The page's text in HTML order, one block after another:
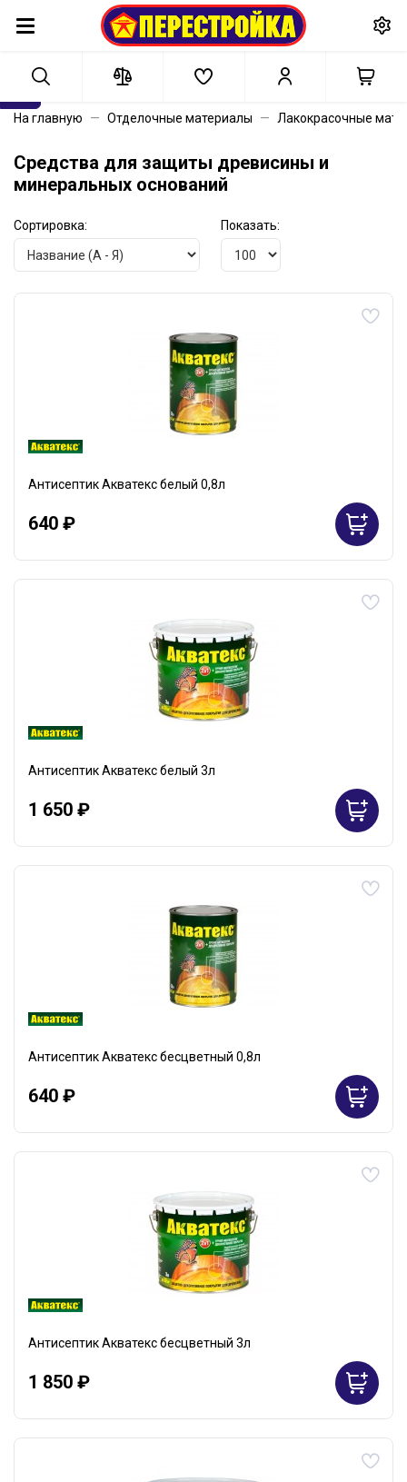
На главную Отделочные материалы Лакокрасочные
Средства для защиты древисины и
минеральных оснований
Сортировка: Показать:
Антисептик Акватекс белый 0,8л
640 ₽
Антисептик Акватекс белый 3л
1 650 ₽
Антисептик Акватекс бесцветный 0,8л
640 ₽
Антисептик Акватекс бесцветный 3л
1 850 ₽